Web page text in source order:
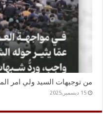
من توجيهات السيد ولي امر
15 ديسمبر,2025